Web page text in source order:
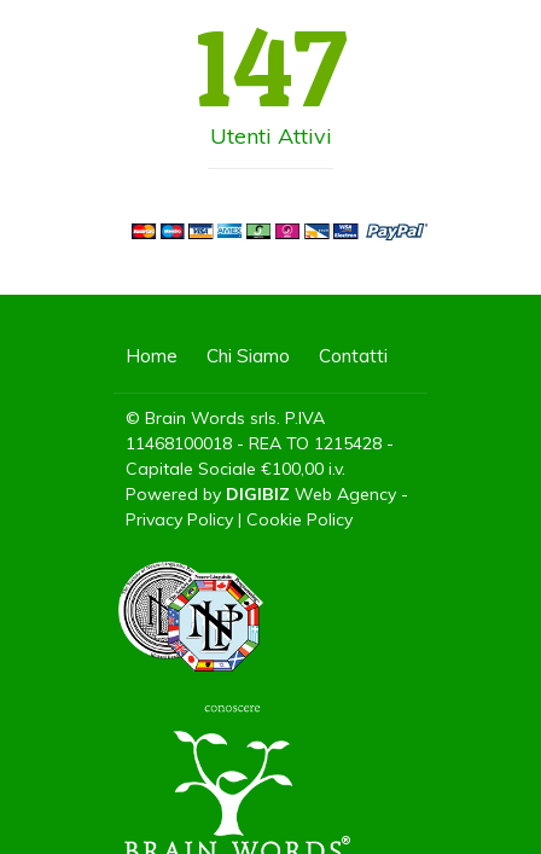
147
Utenti Attivi
Home Chi Siamo Contatti
© Brain Words srls. P.IVA
11468100018 - REA TO 1215428 -
Capitale Sociale €100,00 i.v.
Powered by DIGIBIZ Web Agency -
Privacy Policy | Cookie Policy